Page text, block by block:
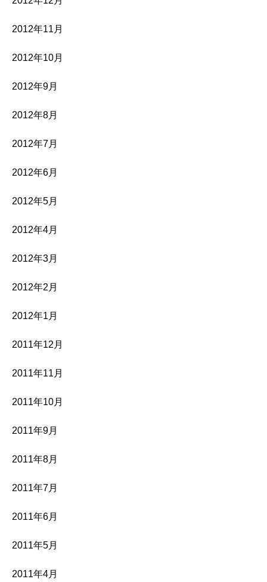
2012年11月
2012年10月
2012年9月
2012年8月
2012年7月
2012年6月
2012年5月
2012年4月
2012年3月
2012年2月
2012年1月
2011年12月
2011年11月
2011年10月
2011年9月
2011年8月
2011年7月
2011年6月
2011年5月
2011年4月